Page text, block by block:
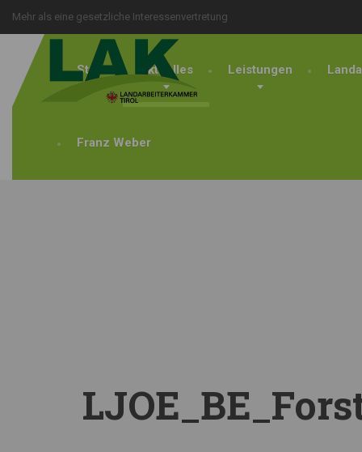
Mehr als eine gesetzliche Interessenvertretung
Start Aktuelles Leistungen
Franz Weber